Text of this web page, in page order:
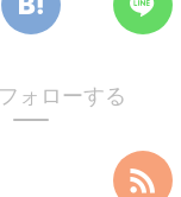
ォローする